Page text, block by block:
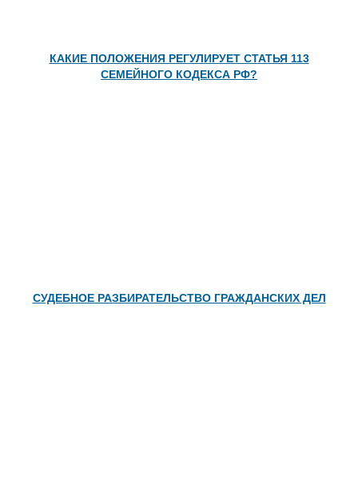
КАКИЕ ПОЛОЖЕНИЯ РЕГУЛИРУЕТ СТАТЬЯ 113
СЕМЕЙНОГО КОДЕКСА РФ?
СУДЕБНОЕ РАЗБИРАТЕЛЬСТВО ГРАЖДАНСКИХ ДЕЛ